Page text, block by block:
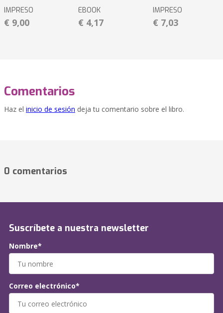
IMPRESO
€ 9,00
EBOOK
€ 4,17
IMPRESO
€ 7,03
Comentarios
Haz el inicio de sesión deja tu comentario sobre el libro.
0 comentarios
Suscríbete a nuestra newsletter
Nombre*
Correo electrónico*